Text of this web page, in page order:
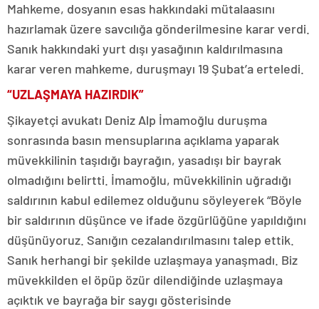
Mahkeme, dosyanın esas hakkındaki mütalaasını
hazırlamak üzere savcılığa gönderilmesine karar verdi.
Sanık hakkındaki yurt dışı yasağının kaldırılmasına
karar veren mahkeme, duruşmayı 19 Şubat’a erteledi.
“UZLAŞMAYA HAZIRDIK”
Şikayetçi avukatı Deniz Alp İmamoğlu duruşma
sonrasında basın mensuplarına açıklama yaparak
müvekkilinin taşıdığı bayrağın, yasadışı bir bayrak
olmadığını belirtti. İmamoğlu, müvekkilinin uğradığı
saldırının kabul edilemez olduğunu söyleyerek “Böyle
bir saldırının düşünce ve ifade özgürlüğüne yapıldığını
düşünüyoruz. Sanığın cezalandırılmasını talep ettik.
Sanık herhangi bir şekilde uzlaşmaya yanaşmadı. Biz
müvekkilden el öpüp özür dilendiğinde uzlaşmaya
açıktık ve bayrağa bir saygı gösterisinde